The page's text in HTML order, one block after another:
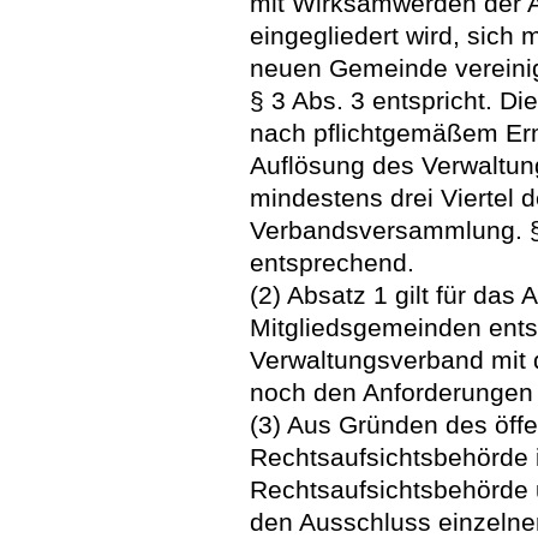
eingegliedert wird, sich
neuen Gemeinde
§ 3 Abs. 3 entspricht.
nach pflichtgemäßem
Auflösung des
mindestens drei Viertel
Verbandsversammlung.
entsprechend.
(2) Absatz 1 gilt für das
Mitgliedsgemeinden
Verwaltungsverband
noch den
(3) Aus Gründen des
den Ausschluss